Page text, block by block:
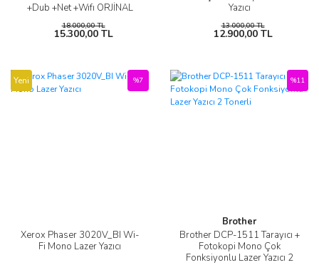
+Dub +Net +Wıfı ORJİNAL
18.000,00 TL
15.300,00 TL
Yazıcı
13.000,00 TL
12.900,00 TL
Yeni
Xerox Phaser 3020V_BI Wi-
Fi Mono Lazer Yazıcı
%7
Brother
Brother DCP-1511 Tarayıcı +
Fotokopi Mono Çok
Fonksiyonlu Lazer Yazıcı 2
%11